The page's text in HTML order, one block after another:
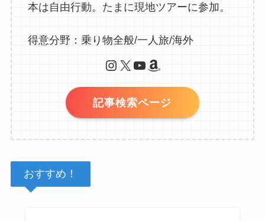
本は自由行動。たまに現地ツアーに参加。
得意分野：乗り物全般/一人旅/海外
Instagram X YouTube Amazon
記事検索ページ
おすすめ！